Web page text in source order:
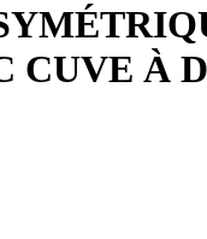
CUVE À